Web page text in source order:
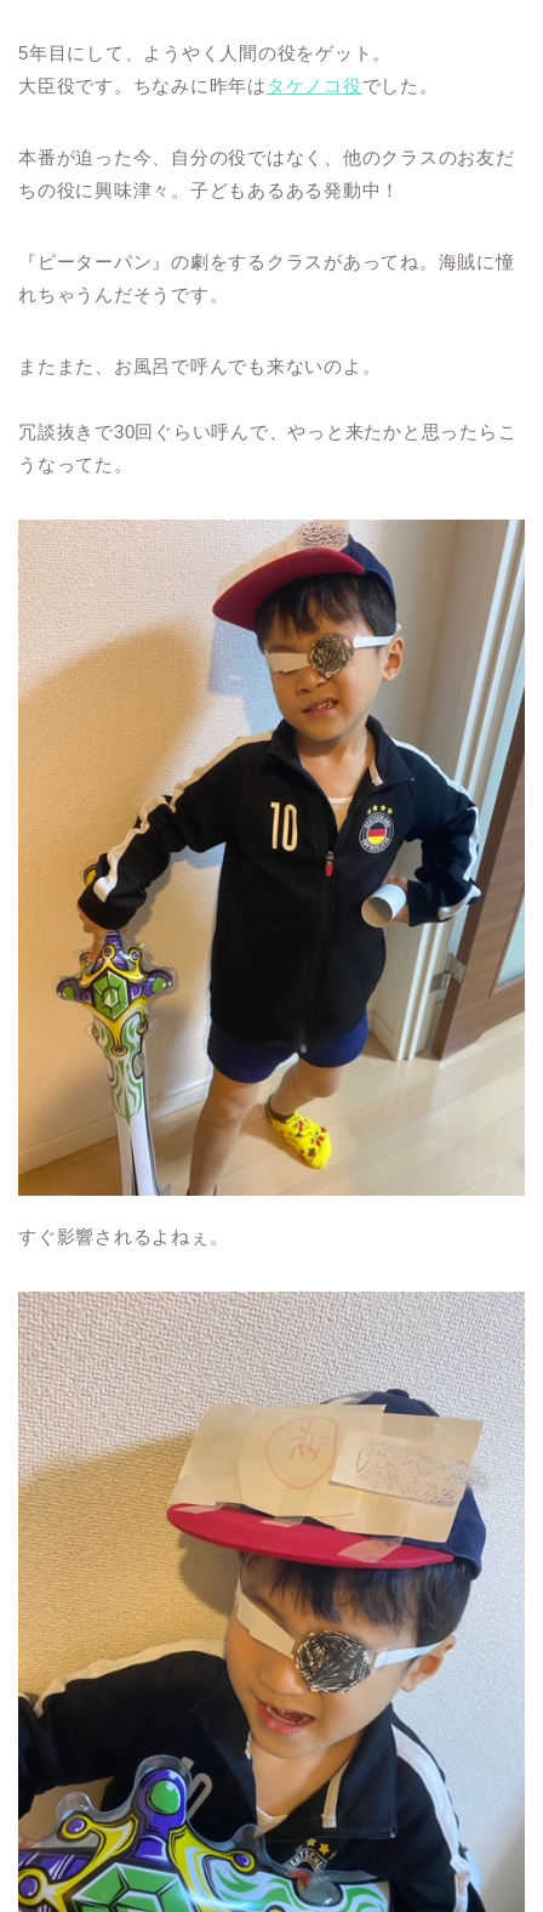
5年目にして、ようやく人間の役をゲット。
大臣役です。ちなみに昨年は タケノコ役でした。
本番が迫った今、自分の役ではなく、他のクラスのお友だ
ちの役に興味津々。子どもあるある発動中！
『ピーターパン』の劇をするクラスがあってね。海賊に憧
れちゃうんだそうです。
またまた、お風呂で呼んでも来ないのよ。
冗談抜きで30回ぐらい呼んで、やっと来たかと思ったらこ
うなってた。
すぐ影響されるよねぇ。